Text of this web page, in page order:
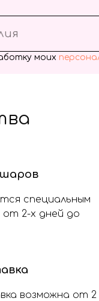
моих
специальным
2-х дней до
возможна от 2